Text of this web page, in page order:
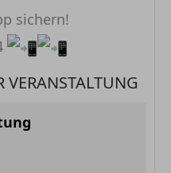
sichern!